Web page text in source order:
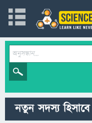
নতুন সদস্য